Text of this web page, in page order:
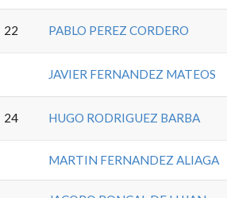
22 PABLO PEREZ CORDERO
JAVIER FERNANDEZ MATEOS
24 HUGO RODRIGUEZ BARBA
MARTIN FERNANDEZ ALIAGA